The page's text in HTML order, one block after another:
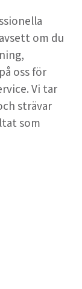
om du
oss för
Vi tar
strävar
som